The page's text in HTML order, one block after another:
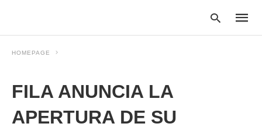
HOMEPAGE
FILA ANUNCIA LA
APERTURA DE SU